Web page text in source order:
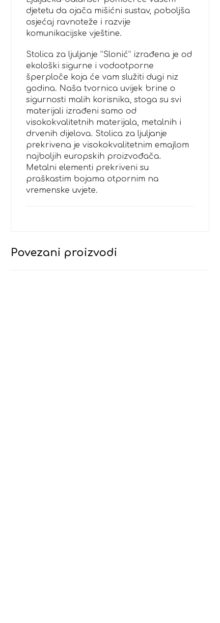
djetetu da ojača mišićni sustav, poboljša
osjećaj ravnoteže i razvije
komunikacijske vještine.
Stolica za ljuljanje “Slonić” izrađena je od
ekološki sigurne i vodootporne
šperploče koja će vam služiti dugi niz
godina. Naša tvornica uvijek brine o
sigurnosti malih korisnika, stoga su svi
materijali izrađeni samo od
visokokvalitetnih materijala, metalnih i
drvenih dijelova. Stolica za ljuljanje
prekrivena je visokokvalitetnim emajlom
najboljih europskih proizvođača.
Metalni elementi prekriveni su
praškastim bojama otpornim na
vremenske uvjete.
Povezani proizvodi